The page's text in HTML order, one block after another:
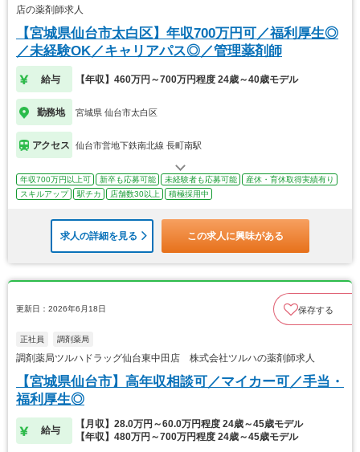
店の薬剤師求人
【宮城県仙台市太白区】年収700万円可／福利厚生◎
／未経験OK／キャリアパス◎／管理薬剤師
給与 【年収】460万円～700万円程度 24歳～40歳モデル
勤務地 宮城県 仙台市太白区
アクセス 仙台市営地下鉄南北線 長町南駅
年収700万円以上可 新卒も応募可能 未経験者も応募可能
産休・育休取得実績有り
スキルアップ
駅チカ 店舗数30以上 積極採用中
求人の詳細を見る この求人に興味がある
更新日：2026年6月18日 保存する
正社員 調剤薬局
調剤薬局ツルハドラッグ仙台東中田店 株式会社ツルハの薬剤師求人
【宮城県仙台市】高年収相談可／マイカー可／手当・
福利厚生◎
給与
【月収】28.0万円～60.0万円程度 24歳～45歳モデル
【年収】480万円～700万円程度 24歳～45歳モデル